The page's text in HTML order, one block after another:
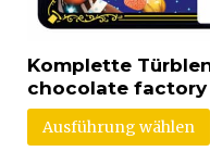
Komplette
chocolate factory
Ausführung wählen